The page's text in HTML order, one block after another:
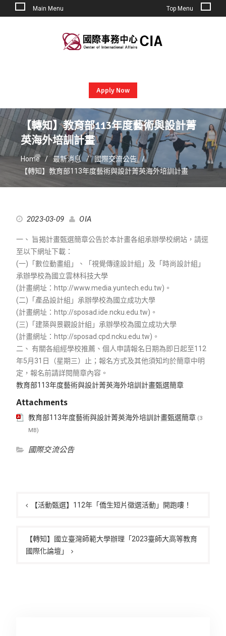
Main Menu Top Menu
Apply Now
【轉知】教育部113年度藝術與設計菁
英海外培訓計畫
Home 最新消息
國際交流公告
【轉知】教育部113年度藝術與設計菁英海外培訓計畫
2023-03-09 OIA
一、 旨揭計畫甄選簡章公告於本計畫各組承辦學校網站，請逕
至以下網址下載：
(一)「數位動畫組」、「視覺傳達設計組」及「時尚設計組」
承辦學校為國立雲林科技大學
(計畫網址：http://www.media.yuntech.edu.tw)。
(二)「產品設計組」承辦學校為國立成功大學
(計畫網址：http://sposad.ide.ncku.edu.tw)。
(三)「建築與景觀設計組」承辦學校為國立成功大學
(計畫網址：http://sposad.cpd.ncku.edu.tw)。
二、 有關各組經學校推薦、個人申請報名日期為即日起至112
年5月31日（星期三）止；報名方式及其他須知均於簡章中明
定，報名前請詳閱簡章內容。
教育部113年度藝術與設計菁英海外培訓計畫甄選簡章
Attachments
教育部113年度藝術與設計菁英海外培訓計畫甄選簡章 (3
MB)
國際交流公告
章
【活動甄選】112年「僑生短片徵選活動」開跑嘍！
【轉知】國立臺灣師範大學辦理「2023臺師大高等教育
國際化論壇」